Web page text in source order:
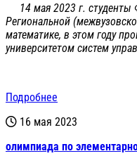
14 мая 2023 г. студенты
Региональной
математике, в этом году
университетом систем
Подробнее
16 мая 2023
олимпиада по